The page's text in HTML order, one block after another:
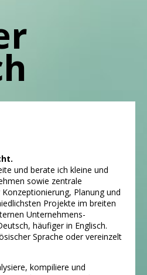
und berate ich kleine und
sowie zentrale
Planung und
Projekte im breiten
Unternehmens­
häufiger in Englisch.
Sprache oder vereinzelt
kompiliere und